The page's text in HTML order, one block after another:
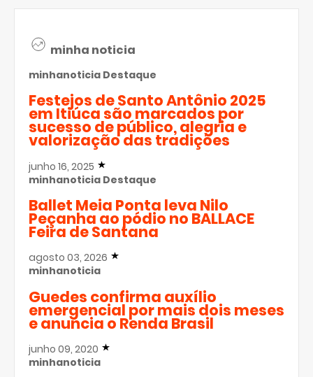
minha noticia
minhanoticia Destaque
Festejos de Santo Antônio 2025
em Itiúca são marcados por
sucesso de público, alegria e
valorização das tradições
junho 16, 2025
minhanoticia Destaque
Ballet Meia Ponta leva Nilo
Peçanha ao pódio no BALLACE
Feira de Santana
agosto 03, 2026
minhanoticia
Guedes confirma auxílio
emergencial por mais dois meses
e anuncia o Renda Brasil
junho 09, 2020
minhanoticia